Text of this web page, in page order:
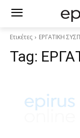
Ετικέτες ΕΡΓΑΤΙΚΗ
Tag: